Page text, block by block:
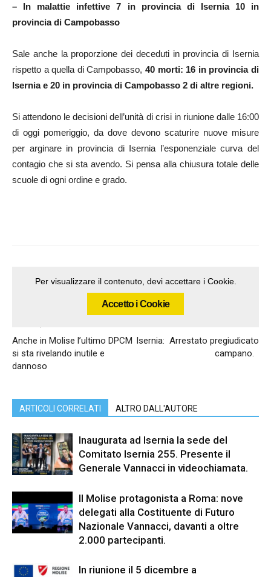
– In malattie infettive 7 in provincia di Isernia 10 in
provincia di Campobasso
Sale anche la proporzione dei deceduti in provincia di Isernia
rispetto a quella di Campobasso, 40 morti: 16 in provincia di
Isernia e 20 in provincia di Campobasso 2 di altre regioni.
Si attendono le decisioni dell’unità di crisi in riunione dalle 16:00
di oggi pomeriggio, da dove devono scaturire nuove misure
per arginare in provincia di Isernia l’esponenziale curva del
contagio che si sta avendo. Si pensa alla chiusura totale delle
scuole di ogni ordine e grado.
Per visualizzare il contenuto, devi accettare i Cookie.
Accetto i Cookie
Anche in Molise l’ultimo DPCM
si sta rivelando inutile e
dannoso
Isernia: Arrestato pregiudicato
campano.
ARTICOLI CORRELATI ALTRO DALL'AUTORE
Inaugurata ad Isernia la sede del
Comitato Isernia 255. Presente il
Generale Vannacci in videochiamata.
Il Molise protagonista a Roma: nove
delegati alla Costituente di Futuro
Nazionale Vannacci, davanti a oltre
2.000 partecipanti.
In riunione il 5 dicembre a